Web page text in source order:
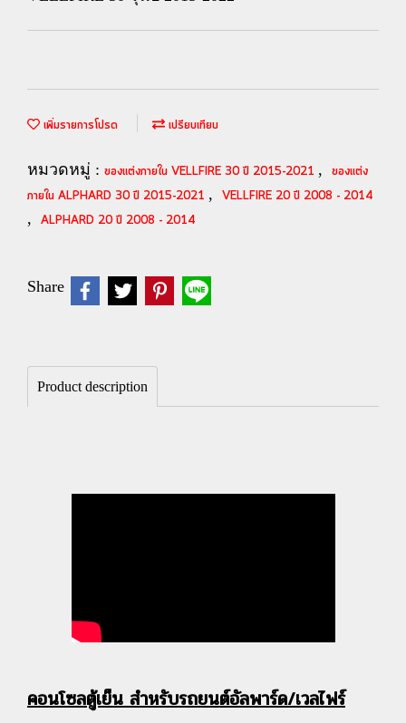
เพิ่มรายการโปรด เปรียบเทียบ
หมวดหมู่ : ของแต่งภายใน VELLFIRE 30 ปี 2015-2021 , ของแต่ง
ภายใน ALPHARD 30 ปี 2015-2021 , VELLFIRE 20 ปี 2008 - 2014
, ALPHARD 20 ปี 2008 - 2014
Share
Product description
คอนโซลตู้เย็น สำหรับรถยนต์อัลพาร์ด/เวลไฟร์